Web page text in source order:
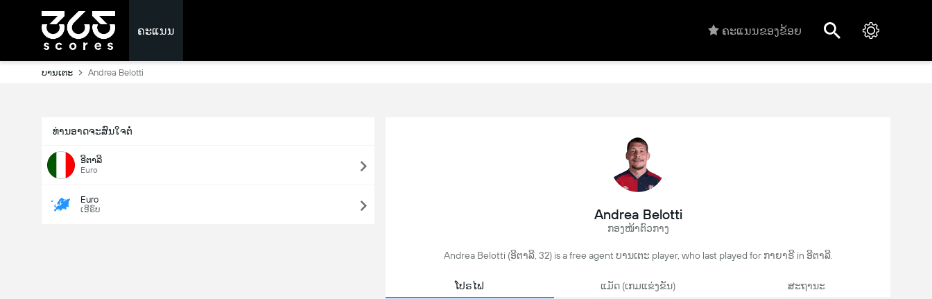
ຄະແນນ ຄະແນນຂອງຂ້ອຍ
ບານເຕະ Andrea Belotti
ທ່ານອາດຈະສົນໃຈຕໍ່
ອີຕາລີ
Euro
Euro
ເອີຣົບ Andrea Belotti
ກອງໜ້າຕົວກາງ
Andrea Belotti (ອີຕາລີ, 32) is a free agent ບານເຕະ player, who last played for ກາຍາຣີ in ອີຕາລີ.
ໂປຣໄຟ ແມັດ (ເກມແຂ່ງຂັນ) ສະຖານະ